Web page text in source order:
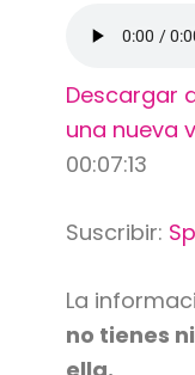
Descargar
una nueva
00:07:13
Suscribir:
La
no tienes